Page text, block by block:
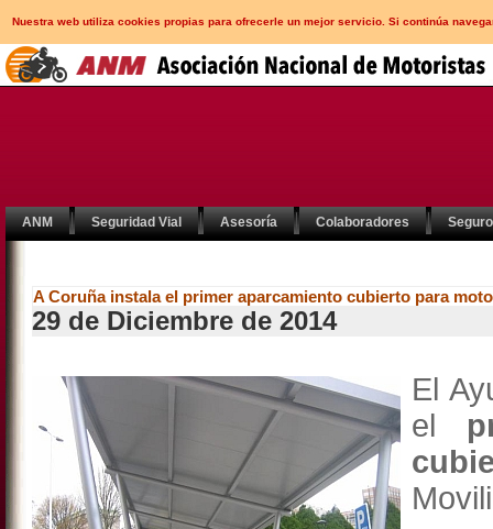
Nuestra web utiliza cookies propias para ofrecerle un mejor servicio. Si continúa
ANM Seguridad Vial Asesoría Colaboradores
A Coruña instala el primer aparcamiento cubierto para
29 de Diciembre de 2014
El
el